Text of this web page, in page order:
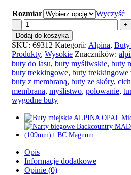
Rozmiar
Wyczyść
ilość
Buty
trekkingowe
wysokie
ALPINA
TUNDRA
Brown
Men
Dodaj do koszyka
SKU: 69312 Kategorii: Alpina,
Produkty, Wysokie Znaczników:
buty do lasu, buty myśliwskie, buty
buty trekkingowe, buty trekkingowe
buty z membraną, buty ze skóry,
membrana, myślistwo, polowanie,
wygodne buty
Opis
Informacje dodatkowe
Opinie (0)